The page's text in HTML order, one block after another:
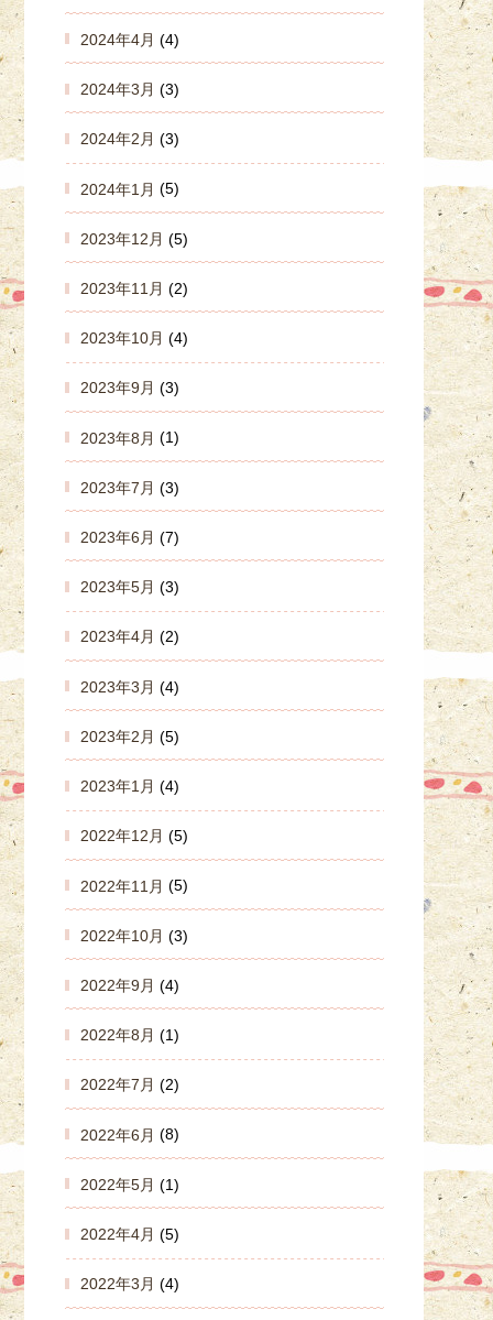
2024年4月 (4)
2024年3月 (3)
2024年2月 (3)
2024年1月 (5)
2023年12月 (5)
2023年11月 (2)
2023年10月 (4)
2023年9月 (3)
2023年8月 (1)
2023年7月 (3)
2023年6月 (7)
2023年5月 (3)
2023年4月 (2)
2023年3月 (4)
2023年2月 (5)
2023年1月 (4)
2022年12月 (5)
2022年11月 (5)
2022年10月 (3)
2022年9月 (4)
2022年8月 (1)
2022年7月 (2)
2022年6月 (8)
2022年5月 (1)
2022年4月 (5)
2022年3月 (4)